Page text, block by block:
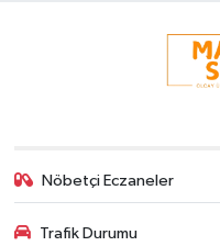
Nöbetçi Eczaneler
Trafik Durumu